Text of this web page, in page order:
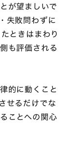
が望ましいで
失敗問わずに
ときはまわり
も評価される
的に動くこと
せるだけでな
ことへの関心